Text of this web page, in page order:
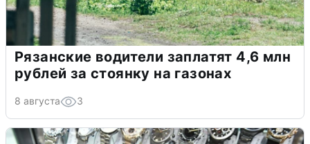
Рязанские водители заплатят 4,6 млн
рублей за стоянку на газонах
8 августа 3